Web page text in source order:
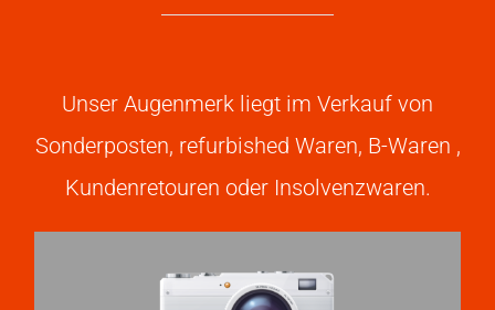
Unser Augenmerk liegt im Verkauf von
Sonderposten, refurbished Waren, B-Waren ,
Kundenretouren oder Insolvenzwaren.